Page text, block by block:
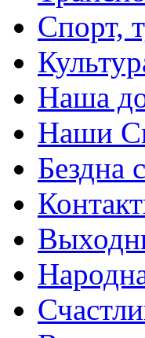
Спорт,
Наша
Наши
Бездна